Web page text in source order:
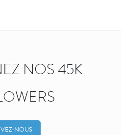
NOS 45K
NOUS